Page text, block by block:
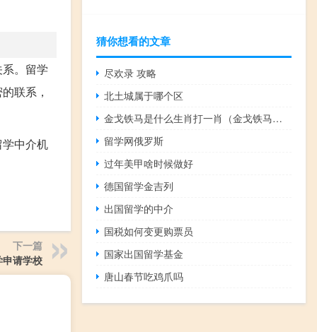
。留学
联系，
中介机
下一篇
请学校
猜你想看的文章
尽欢录 攻略
北土城属于哪个区
金戈铁马是什么生肖打一肖（金戈铁马打一生肖）
留学网俄罗斯
过年美甲啥时候做好
德国留学金吉列
出国留学的中介
国税如何变更购票员
国家出国留学基金
唐山春节吃鸡爪吗